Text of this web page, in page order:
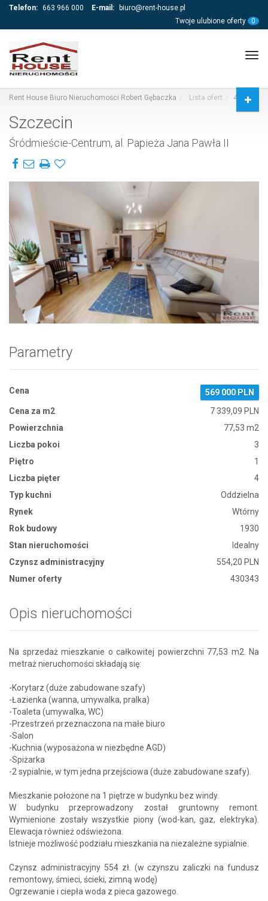
Telefon: 663 966 000 E-mail:
biuro@rent-house.pl
Twoje ulubione oferty
0
Rent House Biuro Nieruchomości Robert Gębaczka Lista ofert 430343
Szczecin
Śródmieście-Centrum, al. Papieża Jana Pawła II
Zdjęcie 1
Parametry
Cena
569 000 PLN
Cena za m2
7 339,09 PLN
Powierzchnia
77,53 m2
Liczba pokoi
3
Piętro
1
Liczba pięter
4
Typ kuchni
Oddzielna
Rynek
Wtórny
Rok budowy
1930
Stan nieruchomości
Idealny
Czynsz administracyjny
554,20 PLN
Numer oferty
430343
Opis nieruchomości
Na sprzedaż mieszkanie o całkowitej powierzchni 77,53 m2. Na
metraż nieruchomości składają się:
-Korytarz (duże zabudowane szafy)
-Łazienka (wanna, umywalka, pralka)
-Toaleta (umywalka, WC)
-Przestrzeń przeznaczona na małe biuro
-Salon
-Kuchnia (wyposażona w niezbędne AGD)
-Spiżarka
-2 sypialnie, w tym jedna przejściowa (duże zabudowane szafy).
Mieszkanie położone na 1 piętrze w budynku bez windy.
W budynku przeprowadzony został gruntowny remont.
Wymienione zostały wszystkie piony (wod-kan, gaz, elektryka).
Elewacja również odświeżona.
Istnieje możliwość podziału mieszkania na niezależne sypialnie.
Czynsz administracyjny 554 zł. (w czynszu zaliczki na fundusz
remontowy, śmieci, ścieki, zimną wodę)
Ogrzewanie i ciepła woda z pieca gazowego.